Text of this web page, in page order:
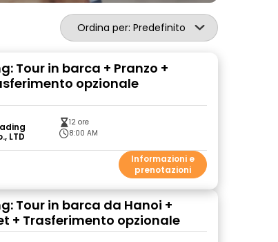
Ordina per: Predefinito
Tour in barca + Pranzo +
opzionale
LTD
12 ore
8:00 AM
Informazioni e
prenotazioni
Tour in barca da Hanoi +
+ Trasferimento opzionale